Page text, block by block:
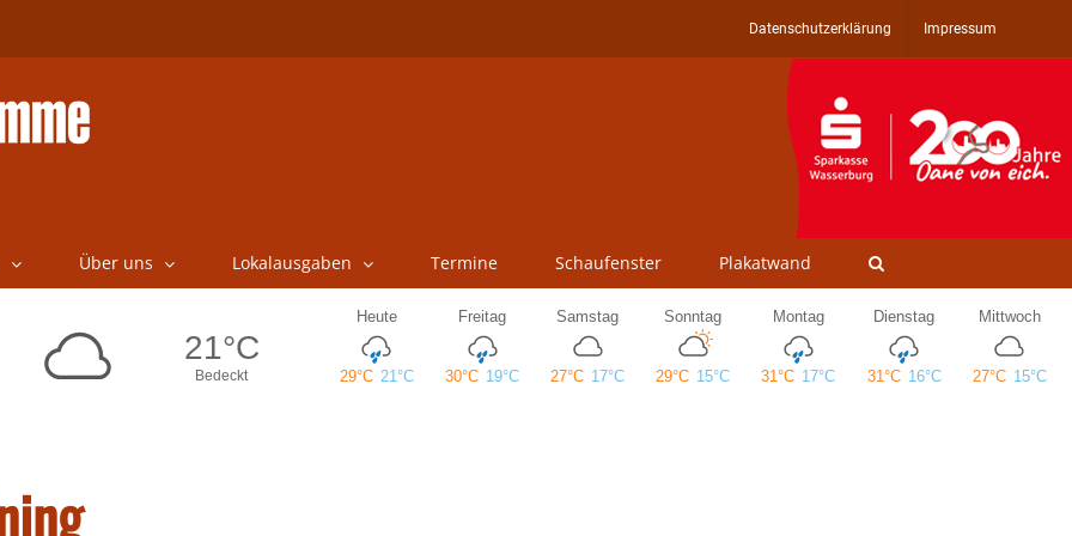
Datenschutzerklärung Impressum
Über uns Lokalausgaben Termine Schaufenster Plakatwand